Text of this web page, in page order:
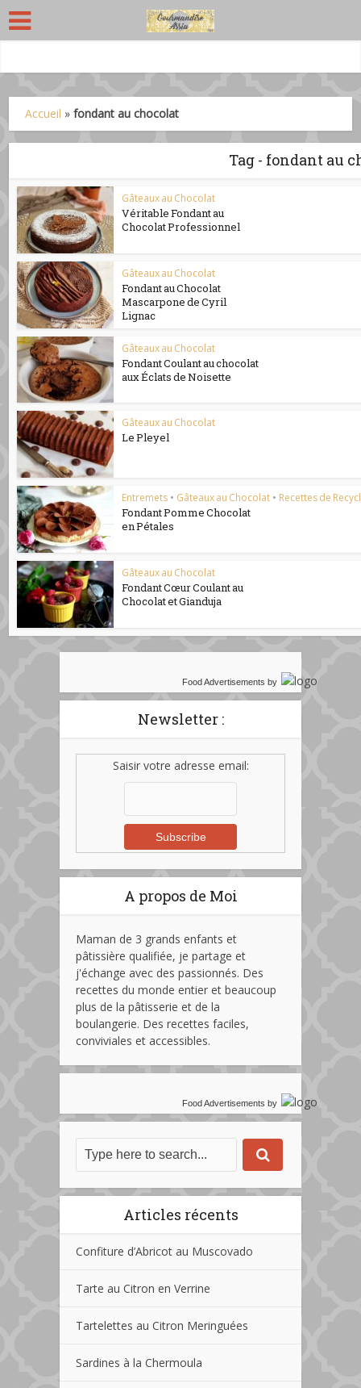
Accueil »fondant au chocolat
Tag - fondant au
Gâteaux au Chocolat
Véritable Fondant au
Chocolat Professionnel
Gâteaux au Chocolat
Fondant au Chocolat
Mascarpone de Cyril
Lignac
Gâteaux au Chocolat
Fondant Coulant au chocolat
aux Éclats de Noisette
Gâteaux au Chocolat
Le Pleyel
Entremets • Gâteaux au Chocolat • Recettes de
Fondant Pomme Chocolat
en Pétales
Gâteaux au Chocolat
Fondant Cœur Coulant au
Chocolat et Gianduja
Food Advertisements by
Newsletter :
Saisir votre adresse email:
A propos de Moi
Maman de 3 grands enfants et
pâtissière qualifiée, je partage et
j'échange avec des passionnés. Des
recettes du monde entier et beaucoup
plus de la pâtisserie et de la
boulangerie. Des recettes faciles,
conviviales et accessibles.
Food Advertisements by
Articles récents
Confiture d’Abricot au Muscovado
Tarte au Citron en Verrine
Tartelettes au Citron Meringuées
Sardines à la Chermoula